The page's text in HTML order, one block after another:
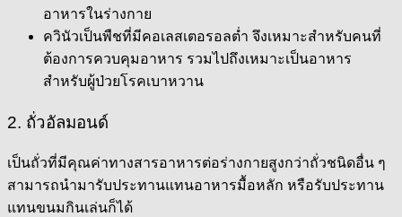
อาหารในร่างกาย
ควินัวเป็นพืชที่มีคอเลสเตอรอลต่ำ จึงเหมาะสำหรับคนที่
ต้องการควบคุมอาหาร รวมไปถึงเหมาะเป็นอาหาร
สำหรับผู้ป่วยโรคเบาหวาน
2. ถั่วอัลมอนด์
เป็นถั่วที่มีคุณค่าทางสารอาหารต่อร่างกายสูงกว่าถั่วชนิดอื่น ๆ
สามารถนำมารับประทานแทนอาหารมื้อหลัก หรือรับประทาน
แทนขนมกินเล่นก็ได้